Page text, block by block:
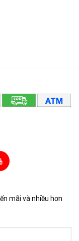
mãi và nhiều hơn